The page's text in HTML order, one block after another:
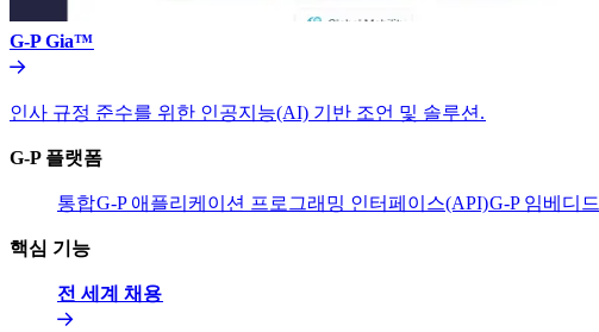
G-P Gia™​​
인사 규정 준수를 위한 인공지능(AI) 기반 조언 및 솔루션.​​
G-P 플랫폼​​
통합​​G-P 애플리케이션 프로그래밍 인터페이스(API)​​G-P 임베디드​​
핵심 기능​​
전 세계 채용​​